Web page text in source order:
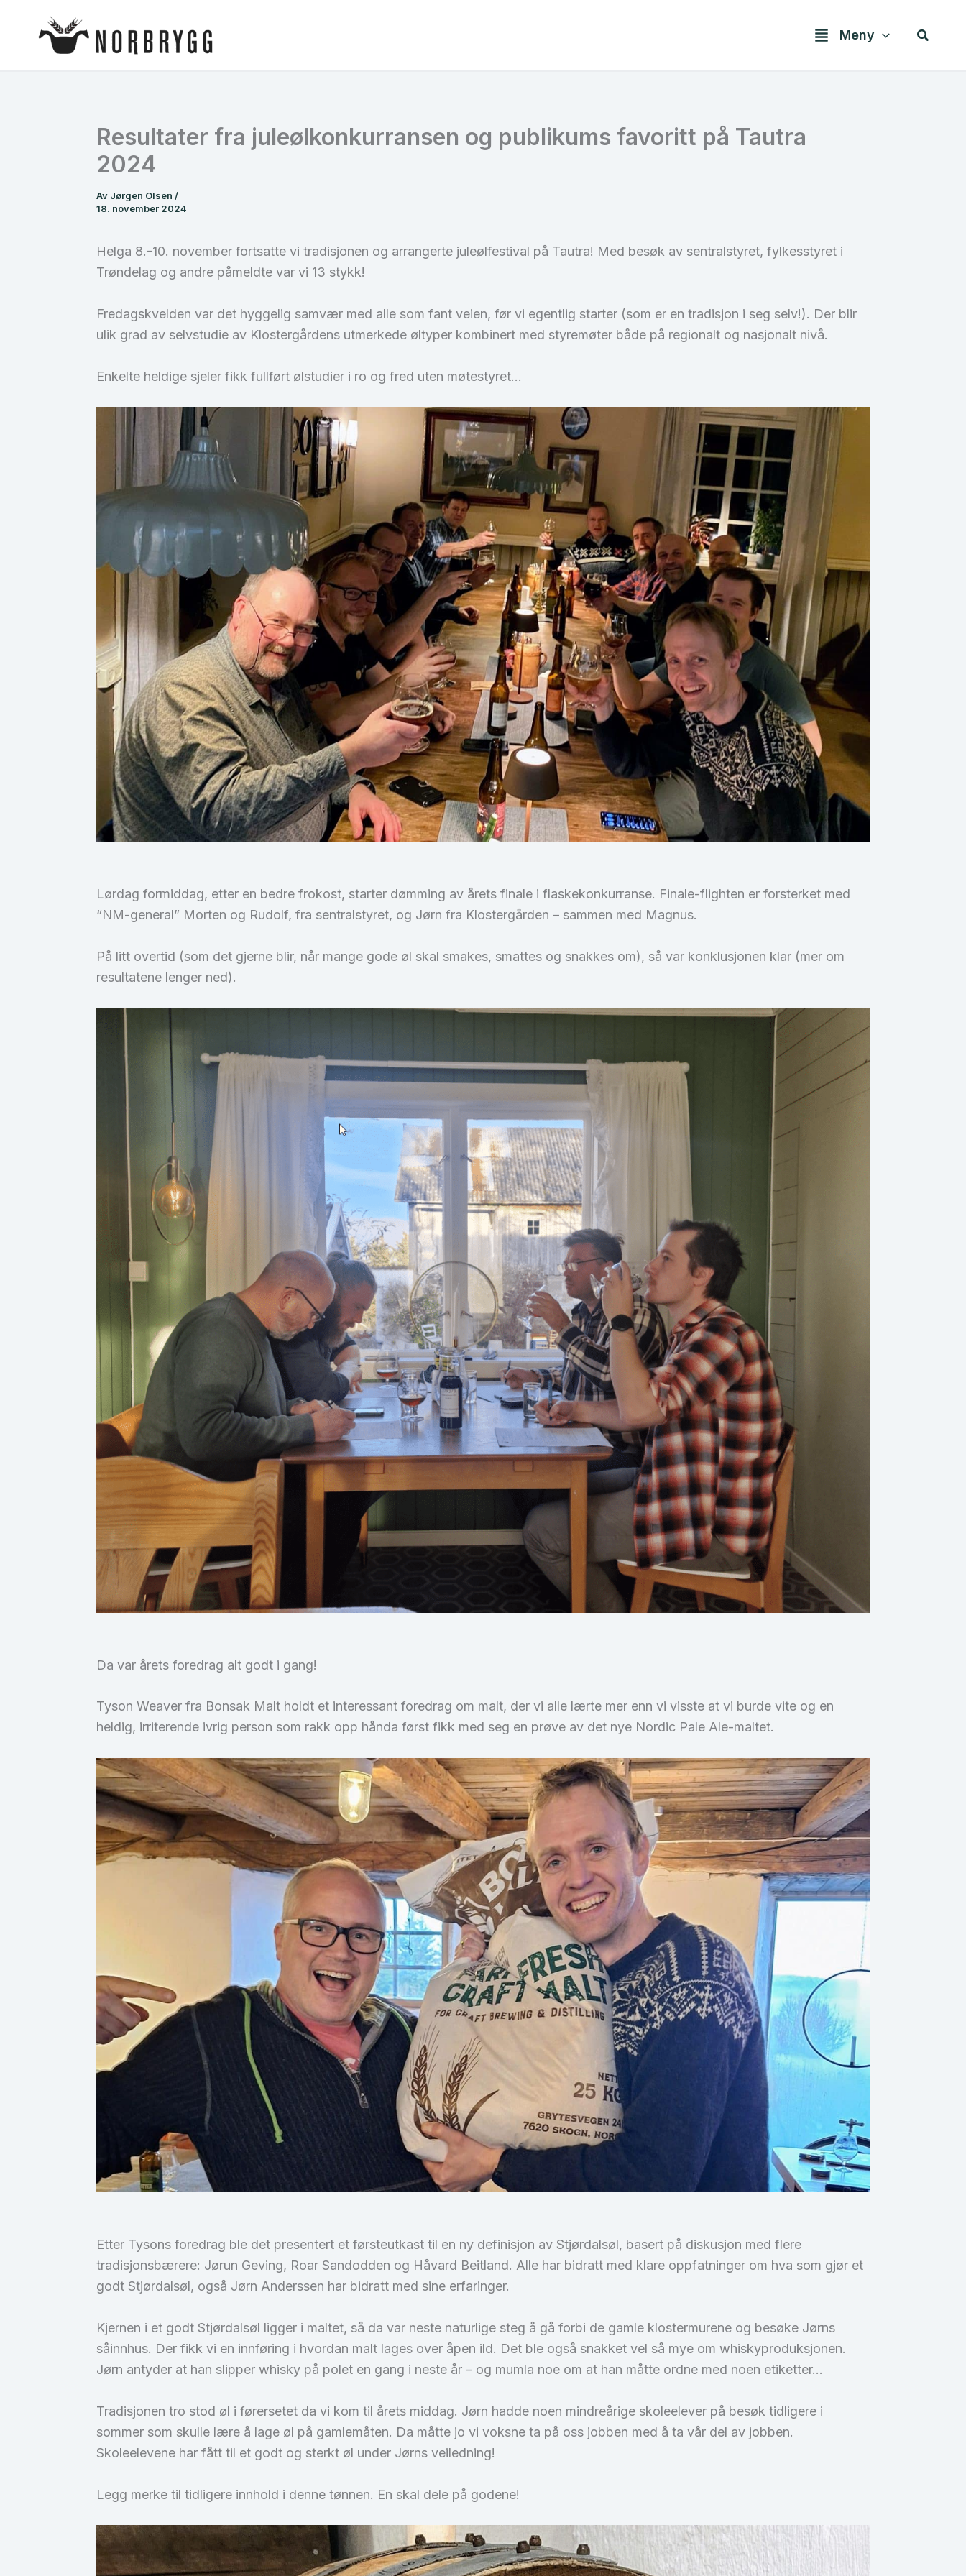
Meny Søk
Resultater fra juleølkonkurransen og publikums favoritt på Tautra
2024
Av Jørgen Olsen /
18. november 2024
Helga 8.-10. november fortsatte vi tradisjonen og arrangerte juleølfestival på Tautra! Med besøk av sentralstyret, fylkesstyret i
Trøndelag og andre påmeldte var vi 13 stykk!
Fredagskvelden var det hyggelig samvær med alle som fant veien, før vi egentlig starter (som er en tradisjon i seg selv!). Der blir
ulik grad av selvstudie av Klostergårdens utmerkede øltyper kombinert med styremøter både på regionalt og nasjonalt nivå.
Enkelte heldige sjeler fikk fullført ølstudier i ro og fred uten møtestyret…
Lørdag formiddag, etter en bedre frokost, starter dømming av årets finale i flaskekonkurranse. Finale-flighten er forsterket med
“NM-general” Morten og Rudolf, fra sentralstyret, og Jørn fra Klostergården – sammen med Magnus.
På litt overtid (som det gjerne blir, når mange gode øl skal smakes, smattes og snakkes om), så var konklusjonen klar (mer om
resultatene lenger ned).
Da var årets foredrag alt godt i gang!
Tyson Weaver fra Bonsak Malt holdt et interessant foredrag om malt, der vi alle lærte mer enn vi visste at vi burde vite og en
heldig, irriterende ivrig person som rakk opp hånda først fikk med seg en prøve av det nye Nordic Pale Ale-maltet.
Etter Tysons foredrag ble det presentert et førsteutkast til en ny definisjon av Stjørdalsøl, basert på diskusjon med flere
tradisjonsbærere: Jørun Geving, Roar Sandodden og Håvard Beitland. Alle har bidratt med klare oppfatninger om hva som gjør et
godt Stjørdalsøl, også Jørn Anderssen har bidratt med sine erfaringer.
Kjernen i et godt Stjørdalsøl ligger i maltet, så da var neste naturlige steg å gå forbi de gamle klostermurene og besøke Jørns
såinnhus. Der fikk vi en innføring i hvordan malt lages over åpen ild. Det ble også snakket vel så mye om whiskyproduksjonen.
Jørn antyder at han slipper whisky på polet en gang i neste år – og mumla noe om at han måtte ordne med noen etiketter…
Tradisjonen tro stod øl i førersetet da vi kom til årets middag. Jørn hadde noen mindreårige skoleelever på besøk tidligere i
sommer som skulle lære å lage øl på gamlemåten. Da måtte jo vi voksne ta på oss jobben med å ta vår del av jobben.
Skoleelevene har fått til et godt og sterkt øl under Jørns veiledning!
Legg merke til tidligere innhold i denne tønnen. En skal dele på godene!